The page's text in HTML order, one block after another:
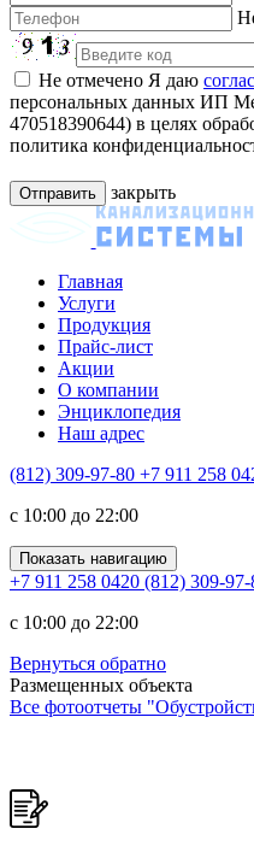
Не отмечено Я даю
персональных данных ИП
470518390644) в целях
политика
закрыть
Главная
Услуги
Продукция
Прайс-лист
Акции
О компании
Энциклопедия
Наш адрес
(812) 309-97-80 +7 911 258
c 10:00 до 22:00
Показать навигацию
+7 911 258 0420 (812) 309-97-
c 10:00 до 22:00
Вернуться обратно
Размещенных объекта
Все фотоотчеты